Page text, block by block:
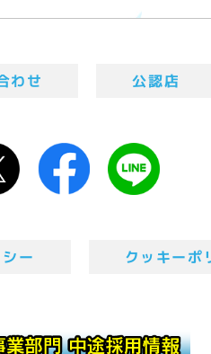
わせ 公認店
ー クッキーポ